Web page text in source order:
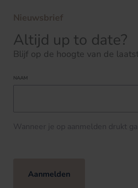
Nieuwsbrief
Altijd up to date?
Blijf op de hoogte van de
NAAM
Wanneer je op aanmelden drukt
Aanmelden